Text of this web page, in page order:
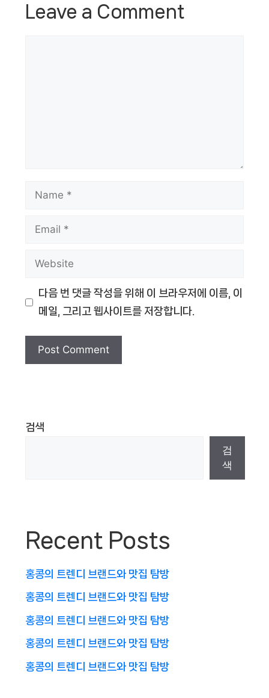
Leave a Comment
Name
Email
Website
다음 번 댓글 작성을 위해 이 브라우저에 이름, 이
메일, 그리고 웹사이트를 저장합니다.
검색
검
색
Recent Posts
홍콩의 트렌디 브랜드와 맛집 탐방
홍콩의 트렌디 브랜드와 맛집 탐방
홍콩의 트렌디 브랜드와 맛집 탐방
홍콩의 트렌디 브랜드와 맛집 탐방
홍콩의 트렌디 브랜드와 맛집 탐방